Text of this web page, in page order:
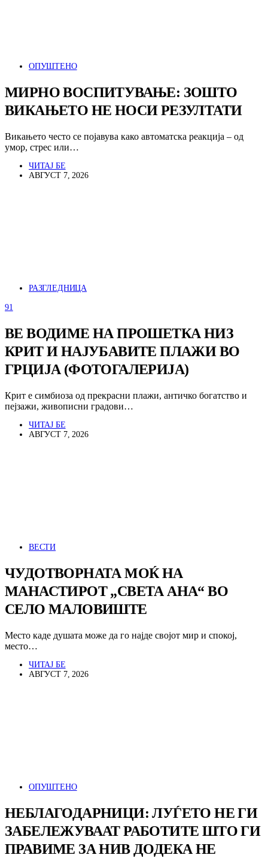
ОПУШТЕНО
МИРНО ВОСПИТУВАЊЕ: ЗОШТО
ВИКАЊЕТО НЕ НОСИ РЕЗУЛТАТИ
Викањето често се појавува како автоматска реакција – од
умор, стрес или…
ЧИТАЈ БЕ
АВГУСТ 7, 2026
РАЗГЛЕДНИЦА
91
ВЕ ВОДИМЕ НА ПРОШЕТКА НИЗ
КРИТ И НАЈУБАВИТЕ ПЛАЖИ ВО
ГРЦИЈА (ФОТОГАЛЕРИЈА)
Крит е симбиоза од прекрасни плажи, античко богатство и
пејзажи, живописни градови…
ЧИТАЈ БЕ
АВГУСТ 7, 2026
ВЕСТИ
ЧУДОТВОРНАТА МОЌ НА
МАНАСТИРОТ „СВЕТА АНА“ ВО
СЕЛО МАЛОВИШТЕ
Место каде душата може да го најде својот мир и спокој,
место…
ЧИТАЈ БЕ
АВГУСТ 7, 2026
ОПУШТЕНО
НЕБЛАГОДАРНИЦИ: ЛУЃЕТО НЕ ГИ
ЗАБЕЛЕЖУВААТ РАБОТИТЕ ШТО ГИ
ПРАВИМЕ ЗА НИВ ДОДЕКА НЕ